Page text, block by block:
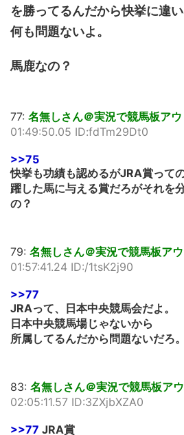
を勝ってるんだから快挙に違い
何も問題ないよ。
馬鹿なの？
77: 名無しさん＠実況で競馬板アウ
01:49:50.05 ID:fdTm29Dt0
>>75
快挙も功績も認めるがJRA賞って
躍した馬に与える賞だろがそれを
の？
79: 名無しさん＠実況で競馬板アウ
01:57:41.24 ID:/1tsK2j90
>>77
JRAって、日本中央競馬会だよ。
日本中央競馬場じゃないから
所属してるんだから問題ないだろ。
83: 名無しさん＠実況で競馬板ア
02:05:11.57 ID:3ZXjbXZA0
>>77 JRA賞